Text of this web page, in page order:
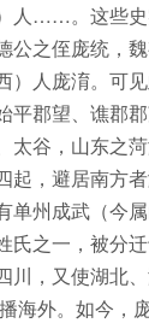
人……。这些
之侄庞统，
人庞淯。可
郡望、谯郡
谷，山东之
，避居南方
州成武（今
之一，被分
，又使湖北
外。如今，